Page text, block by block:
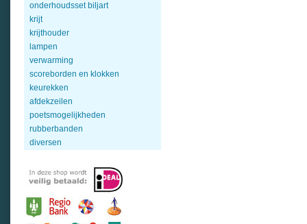
onderhoudsset biljart
krijt
krijthouder
lampen
verwarming
scoreborden en klokken
keurekken
afdekzeilen
poetsmogelijkheden
rubberbanden
diversen